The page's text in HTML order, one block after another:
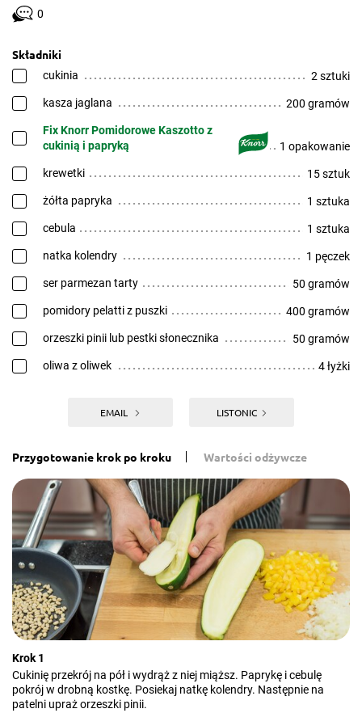
0
Składniki
cukinia 2 sztuki
kasza jaglana 200 gramów
Fix Knorr Pomidorowe Kaszotto z
cukinią i papryką
1 opakowanie
krewetki 15 sztuk
żółta papryka 1 sztuka
cebula 1 sztuka
natka kolendry 1 pęczek
ser parmezan tarty 50 gramów
pomidory pelatti z puszki 400 gramów
orzeszki pinii lub pestki słonecznika 50 gramów
oliwa z oliwek 4 łyżki
EMAIL LISTONIC
Przygotowanie krok po kroku Wartości odżywcze
Krok 1
Cukinię przekrój na pół i wydrąż z niej miąższ. Paprykę i cebulę
pokrój w drobną kostkę. Posiekaj natkę kolendry. Następnie na
patelni upraż orzeszki pinii.